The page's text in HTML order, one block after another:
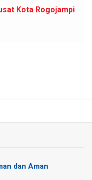
Kota Rogojampi
dan Aman